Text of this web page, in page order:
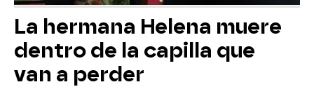
La hermana Helena muere
dentro de la capilla que
van a perder